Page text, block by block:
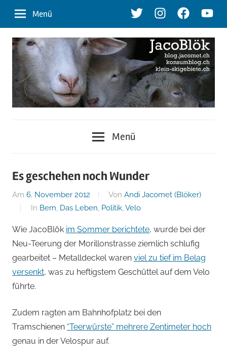
Inhalt
TwitterInstagramFacebook
Menü
der
Blog
von
Andi
Jacomet
klein-
skigebiete.ch
Menü
Es geschehen noch Wunder
Am 6. November 2012 Von Andi Jacomet (Blöker)
In Bern, Das Leben, Politik, Velo
Wie JacoBlök im Sommer berichtete, wurde bei der
Neu-Teerung der Morillonstrasse ziemlich schlufig
gearbeitet – Metalldeckel waren viel zu tief im Belag
versenkt, was zu heftigstem Geschüttel auf dem Velo
führte.
Zudem ragten am Bahnhofplatz bei den
Tramschienen “Teerwürste” mehrere Zentimeter hoch
genau in der Velospur auf.